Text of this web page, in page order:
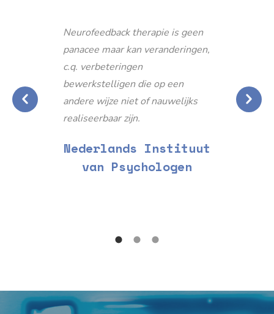
Neurofeedback therapie is geen
panacee maar kan veranderingen,
c.q. verbeteringen
bewerkstelligen die op een
andere wijze niet of nauwelijks
realiseerbaar zijn.
Nederlands Instituut
van Psychologen